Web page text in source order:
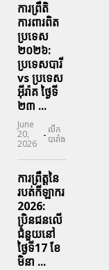
ការព្រឹតិ
ការពារ​ពិត
ប្រទេស
២០២៦:
ប្រទេសបារី
vs ប្រទេស
អ៊ីរ៉ាគ ថ្ងៃទី​
២៣ ...
June
20,
2026
- លីក
បារាំង
ការព្រឹត្តនៃ
របត់កីឡាករ
2026:
ប្រិនជនលើ
ជំនួយនៅ
ថ្ងៃទី17 ខែ
មិនា ...